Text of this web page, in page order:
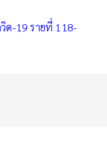
ด-19 รายที่ 118-